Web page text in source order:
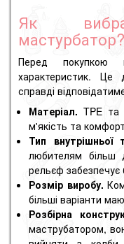
Як
мастурбатор?
Перед покупкою
характеристик. Це
справді
Матеріал. TPE та
м'якість та
Тип внутрішньої
любителям більш
рельєф
Розмір виробу.
більші варіанти
Розбірна
маструбатором,